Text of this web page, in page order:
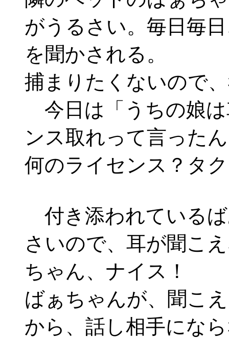
がうるさい。毎日毎
を聞かされる。
捕まりたくないので
今日は「うちの娘
ンス取れって言った
何のライセンス？タ
付き添われている
さいので、耳が聞こ
ちゃん、ナイス！
ばぁちゃんが、聞こ
から、話し相手にな